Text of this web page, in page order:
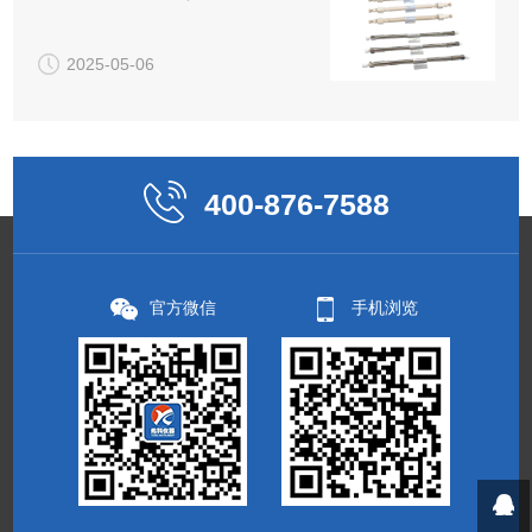
2025-05-06
400-876-7588
官方微信 手机浏览